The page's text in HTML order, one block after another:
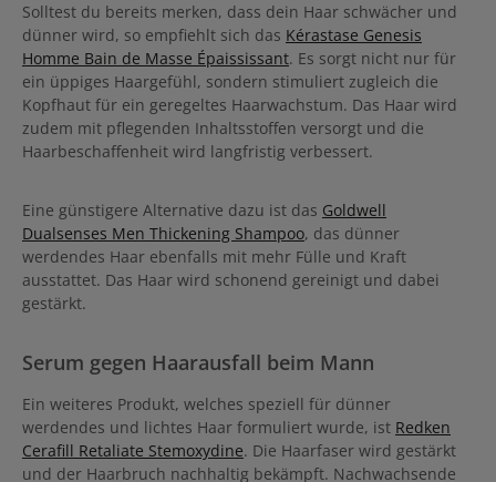
Solltest du bereits merken, dass dein Haar schwächer und
dünner wird, so empfiehlt sich das Kérastase Genesis
Homme Bain de Masse Épaississant. Es sorgt nicht nur für
ein üppiges Haargefühl, sondern stimuliert zugleich die
Kopfhaut für ein geregeltes Haarwachstum. Das Haar wird
zudem mit pflegenden Inhaltsstoffen versorgt und die
Haarbeschaffenheit wird langfristig verbessert.
Eine günstigere Alternative dazu ist das Goldwell
Dualsenses Men Thickening Shampoo, das dünner
werdendes Haar ebenfalls mit mehr Fülle und Kraft
ausstattet. Das Haar wird schonend gereinigt und dabei
gestärkt.
Serum gegen Haarausfall beim Mann
Ein weiteres Produkt, welches speziell für dünner
werdendes und lichtes Haar formuliert wurde, ist Redken
Cerafill Retaliate Stemoxydine. Die Haarfaser wird gestärkt
und der Haarbruch nachhaltig bekämpft. Nachwachsende